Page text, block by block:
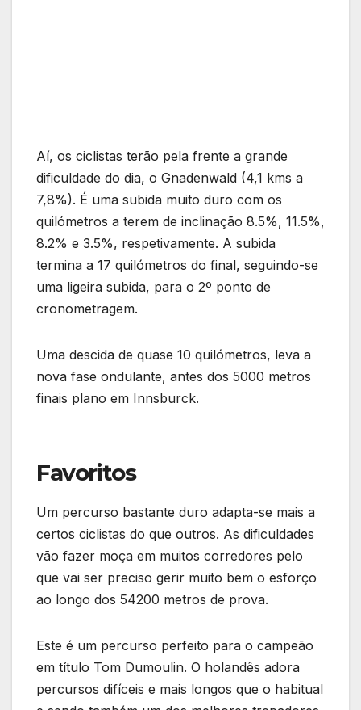
Aí, os ciclistas terão pela frente a grande
dificuldade do dia, o Gnadenwald (4,1 kms a
7,8%). É uma subida muito duro com os
quilómetros a terem de inclinação 8.5%, 11.5%,
8.2% e 3.5%, respetivamente. A subida
termina a 17 quilómetros do final, seguindo-se
uma ligeira subida, para o 2º ponto de
cronometragem.
Uma descida de quase 10 quilómetros, leva a
nova fase ondulante, antes dos 5000 metros
finais plano em Innsburck.
Favoritos
Um percurso bastante duro adapta-se mais a
certos ciclistas do que outros. As dificuldades
vão fazer moça em muitos corredores pelo
que vai ser preciso gerir muito bem o esforço
ao longo dos 54200 metros de prova.
Este é um percurso perfeito para o campeão
em título Tom Dumoulin. O holandês adora
percursos difíceis e mais longos que o habitual